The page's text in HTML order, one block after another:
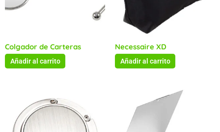
Colgador de Carteras
Añadir al carrito
Necessaire XD
Añadir al carrito